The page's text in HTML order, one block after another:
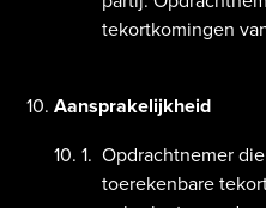
tekortkomingen
Aansprakelijkheid
Opdrachtnemer
toerekenbare